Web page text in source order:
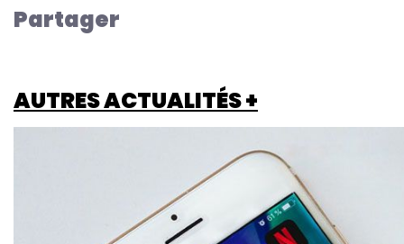
Partager
AUTRES ACTUALITÉS +